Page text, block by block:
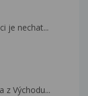
je nechat...
z Východu...